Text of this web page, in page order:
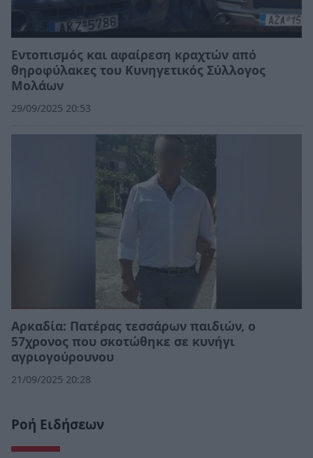
Εντοπισμός και αφαίρεση κραχτών από
θηροφύλακες του Κυνηγετικός Σύλλογος
Μολάων
29/09/2025 20:53
Αρκαδία: Πατέρας τεσσάρων παιδιών, ο
57χρονος που σκοτώθηκε σε κυνήγι
αγριογούρουνου
21/09/2025 20:28
Ροή Ειδήσεων